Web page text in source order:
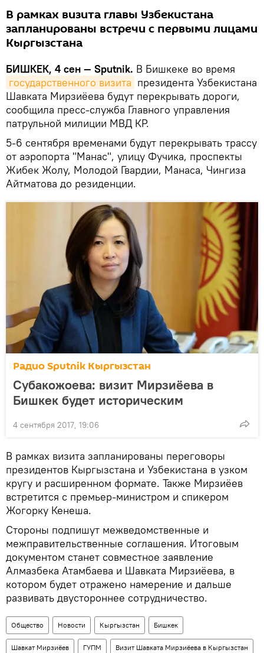
В рамках визита главы Узбекистана
запланированы встречи с первыми лицами
Кыргызстана
БИШКЕК, 4 сен — Sputnik. В Бишкеке во время
государственного визита президента Узбекистана
Шавката Мирзиёева будут перекрывать дороги,
сообщила пресс-служба Главного управления
патрульной милиции МВД КР.
5-6 сентября временами будут перекрывать трассу
от аэропорта "Манас", улицу Фучика, проспекты
Жибек Жолу, Молодой Гвардии, Манаса, Чингиза
Айтматова до резиденции.
Радио Sputnik Кыргызстан
Субакожоева: визит Мирзиёева в
Бишкек будет историческим
4 сентября 2017, 19:06
В рамках визита запланированы переговоры
президентов Кыргызстана и Узбекистана в узком
кругу и расширенном формате. Также Мирзиёев
встретится с премьер-министром и спикером
Жогорку Кенеша.
Стороны подпишут межведомственные и
межправительственные соглашения. Итоговым
документом станет совместное заявление
Алмазбека Атамбаева и Шавката Мирзиёева, в
котором будет отражено намерение и дальше
развивать двустороннее сотрудничество.
Общество Новости Кыргызстан Бишкек
Шавкат Мирзиёев ГУПМ Визит Шавката Мирзиёева в Кыргызстан